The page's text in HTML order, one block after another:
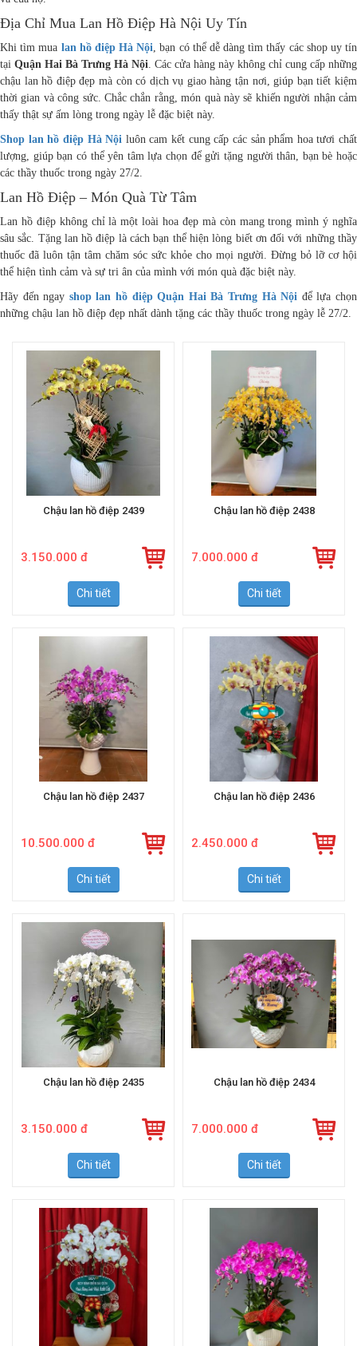
vả của họ.
Địa Chỉ Mua Lan Hồ Điệp Hà Nội Uy Tín
lan hồ điệp Hà Nội, bạn có thể dễ dàng tìm thấy các shop uy tín
tại
Quận Hai Bà Trưng Hà Nội
. Các cửa hàng này không chỉ cung cấp những
chậu lan hồ điệp đẹp mà còn có dịch vụ giao hàng tận nơi, giúp bạn tiết kiệm
thời gian và công sức. Chắc chắn rằng, món quà này sẽ khiến người nhận cảm
thấy thật sự ấm lòng trong ngày lễ đặc biệt này.
Shop lan hồ điệp Hà Nội
luôn cam kết cung cấp các sản phẩm hoa tươi chất
lượng, giúp bạn có thể yên tâm lựa chọn để gửi tặng người thân, bạn bè hoặc
các thầy thuốc trong ngày 27/2.
Lan Hồ Điệp – Món Quà Từ Tâm
Lan hồ điệp không chỉ là một loài hoa đẹp mà còn mang trong mình ý nghĩa
sâu sắc. Tặng lan hồ điệp là cách bạn thể hiện lòng biết ơn đối với những thầy
thuốc đã luôn tận tâm chăm sóc sức khỏe cho mọi người. Đừng bỏ lỡ cơ hội
thể hiện tình cảm và sự tri ân của mình với món quà đặc biệt này.
Hãy đến ngay shop lan hồ điệp Quận Hai Bà Trưng Hà Nội
để lựa chọn
những chậu lan hồ điệp đẹp nhất dành tặng các thầy thuốc trong ngày lễ 27/2.
Chậu lan hồ điệp 2439
Chi tiết
Chậu lan hồ điệp 2438
Chi tiết
Chậu lan hồ điệp 2437
Chi tiết
Chậu lan hồ điệp 2436
Chi tiết
Chậu lan hồ điệp 2435
Chi tiết
Chậu lan hồ điệp 2434
Chi tiết